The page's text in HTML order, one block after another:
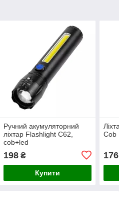
Ручний акумуляторний
ліхтар Flashlight C62,
cob+led
198₴
Купити
Cob
176